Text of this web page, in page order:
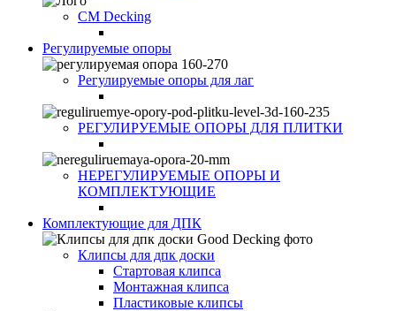
CM Decking
Регулируемые опоры
Регулируемые опоры для лаг
РЕГУЛИРУЕМЫЕ ОПОРЫ ДЛЯ ПЛИТКИ
НЕРЕГУЛИРУЕМЫЕ ОПОРЫ И
КОМПЛЕКТУЮЩИЕ
Комплектующие для ДПК
Клипсы для дпк доски
Стартовая клипса
Монтажная клипса
Пластиковые клипсы